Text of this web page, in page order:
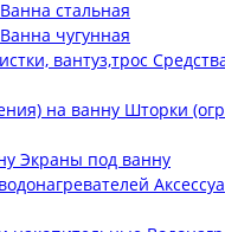
Ванна стальная
Ванна чугунная
Шторки
Экраны под ванну